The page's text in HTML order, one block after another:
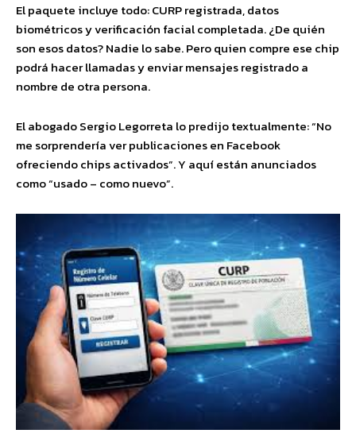
El paquete incluye todo: CURP registrada, datos
biométricos y verificación facial completada. ¿De quién
son esos datos? Nadie lo sabe. Pero quien compre ese chip
podrá hacer llamadas y enviar mensajes registrado a
nombre de otra persona.
El abogado Sergio Legorreta lo predijo textualmente: “No
me sorprendería ver publicaciones en Facebook
ofreciendo chips activados”. Y aquí están anunciados
como “usado – como nuevo”.